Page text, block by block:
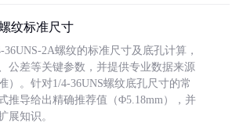
纹标准尺寸
2A螺纹的标准尺寸及底孔计算，
公差等关键参数，并提供专业数据来源
）。针对1/4-36UNS螺纹底孔尺寸的常
推导给出精确推荐值（Φ5.18mm），并
展知识。